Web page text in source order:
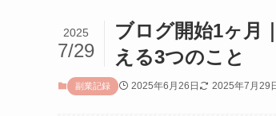
ブログ開始1ヶ月
える3つのこと
2025
7/29
副業記録 2025年6月26日 2025年7月29